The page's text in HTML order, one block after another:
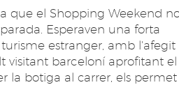
que el Shopping Weekend
Esperaven una forta
estranger, amb l'afegit
visitant barceloní aprofitant el
la botiga al carrer, els permet